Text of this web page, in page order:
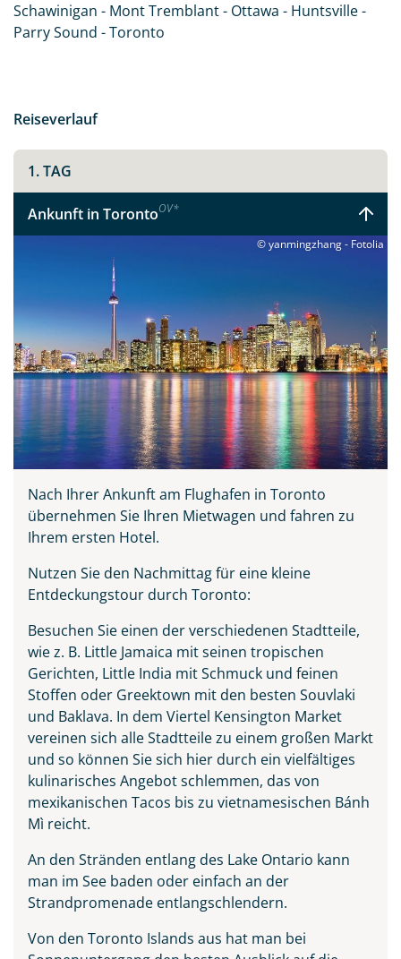
Schawinigan - Mont Tremblant - Ottawa - Huntsville -
Parry Sound - Toronto
Reiseverlauf
1. TAG
Ankunft in TorontoOV*
© yanmingzhang - Fotolia
Nach Ihrer Ankunft am Flughafen in Toronto
übernehmen Sie Ihren Mietwagen und fahren zu
Ihrem ersten Hotel.
Nutzen Sie den Nachmittag für eine kleine
Entdeckungstour durch Toronto:
Besuchen Sie einen der verschiedenen Stadtteile,
wie z. B. Little Jamaica mit seinen tropischen
Gerichten, Little India mit Schmuck und feinen
Stoffen oder Greektown mit den besten Souvlaki
und Baklava. In dem Viertel Kensington Market
vereinen sich alle Stadtteile zu einem großen Markt
und so können Sie sich hier durch ein vielfältiges
kulinarisches Angebot schlemmen, das von
mexikanischen Tacos bis zu vietnamesischen Bánh
Mì reicht.
An den Stränden entlang des Lake Ontario kann
man im See baden oder einfach an der
Strandpromenade entlangschlendern.
Von den Toronto Islands aus hat man bei